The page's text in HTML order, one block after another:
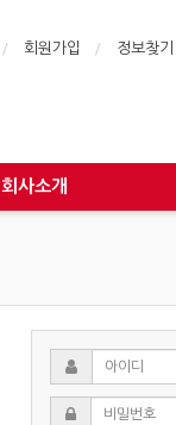
회원가입 정보찾기
회사소개